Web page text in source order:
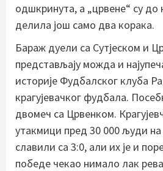
одшкринута, а „црвене“ су
делила још само два корака.
Бараж дуели са Сутјеском и
представљају можда и
историје Фудбалског клуба
крагујевачког фудбала.
двомеч са Црвенком.
утакмици пред 30 000 људи
славили са 3:0, али их је и
победе чекао нимало лак